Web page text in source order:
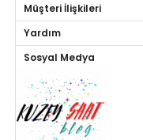
Müşteri İlişkileri
Yardım
Sosyal Medya